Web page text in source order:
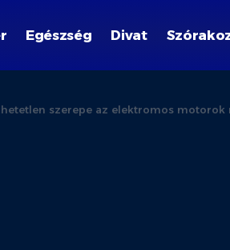
Egészség Divat
szerepe az elektromos motorok